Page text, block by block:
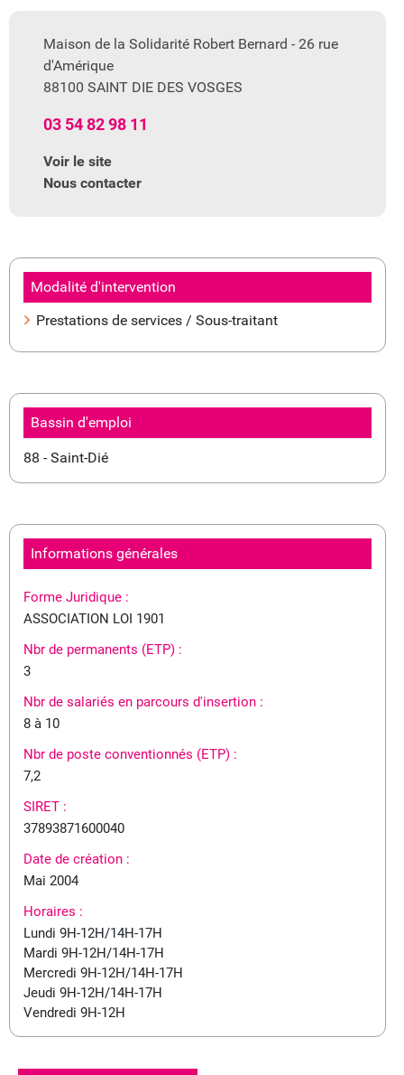
Maison de la Solidarité Robert Bernard - 26 rue
d'Amérique
88100 SAINT DIE DES VOSGES
03 54 82 98 11
Voir le site
Nous contacter
Modalité d'intervention
Prestations de services / Sous-traitant
Bassin d'emploi
88 - Saint-Dié
Informations générales
Forme Juridique :
ASSOCIATION LOI 1901
Nbr de permanents (ETP) :
3
Nbr de salariés en parcours d'insertion :
8 à 10
Nbr de poste conventionnés (ETP) :
7,2
SIRET :
37893871600040
Date de création :
Mai 2004
Horaires :
Lundi 9H-12H/14H-17H
Mardi 9H-12H/14H-17H
Mercredi 9H-12H/14H-17H
Jeudi 9H-12H/14H-17H
Vendredi 9H-12H